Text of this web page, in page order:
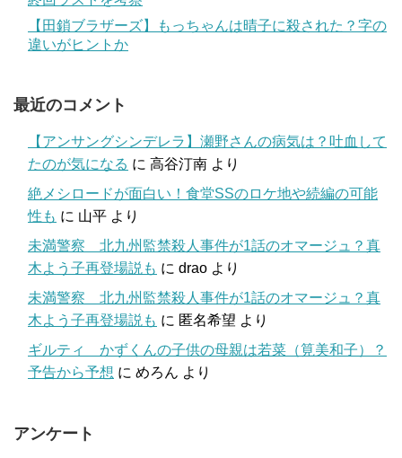
【田鎖ブラザーズ】もっちゃんは晴子に殺された？字の
違いがヒントか
最近のコメント
【アンサングシンデレラ】瀬野さんの病気は？吐血して
たのが気になる に 高谷汀南 より
絶メシロードが面白い！食堂SSのロケ地や続編の可能
性も に 山平 より
未満警察 北九州監禁殺人事件が1話のオマージュ？真
木よう子再登場説も に drao より
未満警察 北九州監禁殺人事件が1話のオマージュ？真
木よう子再登場説も に 匿名希望 より
ギルティ かずくんの子供の母親は若菜（筧美和子）？
予告から予想 に めろん より
アンケート